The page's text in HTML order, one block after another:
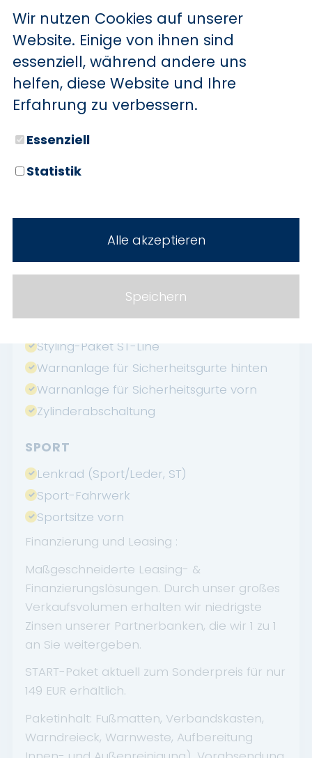
Motor 1,0 Ltr. - 92 kW EcoBoost KAT
My Key (2. Fahrzeugschlüssel
programmierbar)
Reifen-Reparaturkit
Schalt-/Wählhebelgriff Aluminium
Schaltpunktanzeige
Scheinwerfer mit abgedunkelten
Sonnenblende links mit Spiegel
(beleuchtet)
Styling-Paket ST-Line
Warnanlage für Sicherheitsgurte hinten
Warnanlage für Sicherheitsgurte vorn
Zylinderabschaltung
SPORT
Lenkrad (Sport/Leder, ST)
Sport-Fahrwerk
Sportsitze vorn
Finanzierung und Leasing :
Maßgeschneiderte Leasing- &
Finanzierungslösungen. Durch unser großes
Verkaufsvolumen erhalten wir niedrigste
Zinsen unserer Partnerbanken, die wir 1 zu 1
an Sie weitergeben.
START-Paket aktuell zum Sonderpreis für nur
149 EUR erhältlich.
Paketinhalt: Fußmatten, Verbandskasten,
Warndreieck, Warnweste, Aufbereitung
Wir nutzen Cookies auf unserer
Website. Einige von ihnen sind
essenziell, während andere uns
helfen, diese Website und Ihre
Erfahrung zu verbessern.
Essenziell
Statistik
Alle akzeptieren
Speichern